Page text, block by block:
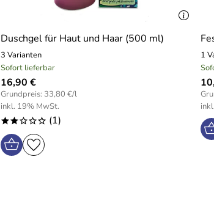
Duschgel für Haut und Haar (500 ml)
3 Varianten
Sofort lieferbar
16,90 €
Grundpreis: 33,80 €/l
inkl. 19% MwSt.
**ooo (1)
1